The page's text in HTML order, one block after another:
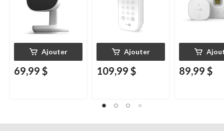
Ajouter
69,99 $
Ajouter
109,99 $ 89,99 $